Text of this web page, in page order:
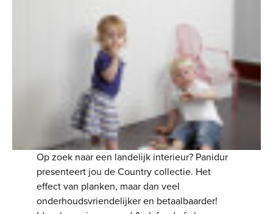
Op zoek naar een landelijk interieur? Panidur
presenteert jou de Country collectie. Het
effect van planken, maar dan veel
onderhoudsvriendelijker en betaalbaarder!